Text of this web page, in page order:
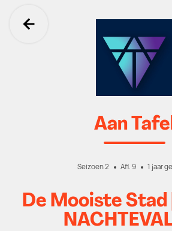
Ga terug
Aan
Seizoen 2 Afl. 9 1 jaar
De Mooiste Stad